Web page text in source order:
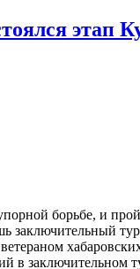
борьбе, и
заключительный
ветераном
в заключительном